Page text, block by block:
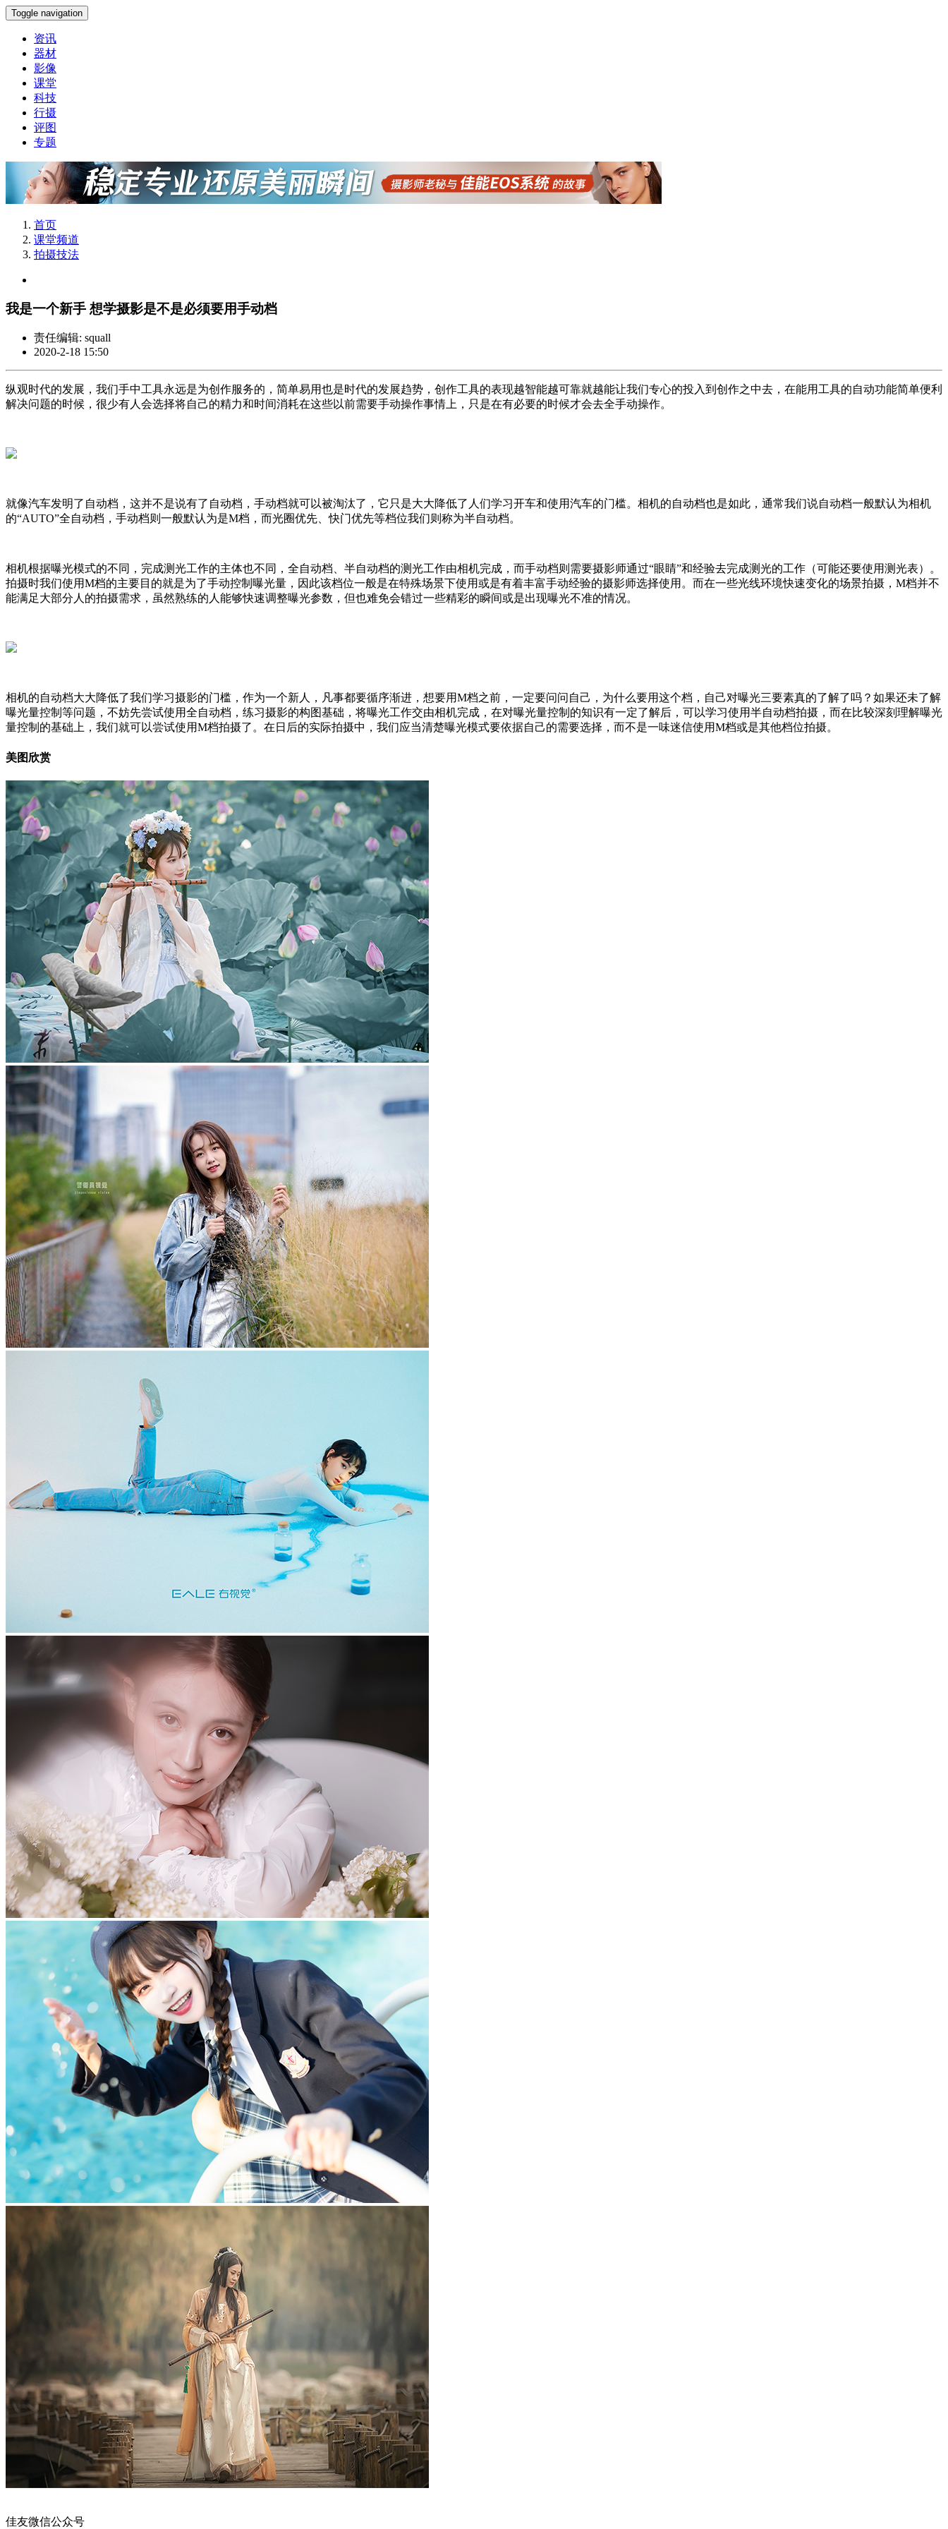
Toggle navigation
资讯
器材
影像
课堂
科技
行摄
评图
专题
首页
课堂频道
拍摄技法
我是一个新手 想学摄影是不是必须要用手动档
责任编辑: squall
2020-2-18 15:50
纵观时代的发展，我们手中工具永远是为创作服务的，简单易用也是时代的发展趋势，创作工具的表现越智能越可靠就越能让我们专心的投入到创作之中去，在能用工具的自动功能简单便利
解决问题的时候，很少有人会选择将自己的精力和时间消耗在这些以前需要手动操作事情上，只是在有必要的时候才会去全手动操作。
就像汽车发明了自动档，这并不是说有了自动档，手动档就可以被淘汰了，它只是大大降低了人们学习开车和使用汽车的门槛。相机的自动档也是如此，通常我们说自动档一般默认为相机
的“AUTO”全自动档，手动档则一般默认为是M档，而光圈优先、快门优先等档位我们则称为半自动档。
相机根据曝光模式的不同，完成测光工作的主体也不同，全自动档、半自动档的测光工作由相机完成，而手动档则需要摄影师通过“眼睛”和经验去完成测光的工作（可能还要使用测光表）。
拍摄时我们使用M档的主要目的就是为了手动控制曝光量，因此该档位一般是在特殊场景下使用或是有着丰富手动经验的摄影师选择使用。而在一些光线环境快速变化的场景拍摄，M档并不
能满足大部分人的拍摄需求，虽然熟练的人能够快速调整曝光参数，但也难免会错过一些精彩的瞬间或是出现曝光不准的情况。
相机的自动档大大降低了我们学习摄影的门槛，作为一个新人，凡事都要循序渐进，想要用M档之前，一定要问问自己，为什么要用这个档，自己对曝光三要素真的了解了吗？如果还未了解
曝光量控制等问题，不妨先尝试使用全自动档，练习摄影的构图基础，将曝光工作交由相机完成，在对曝光量控制的知识有一定了解后，可以学习使用半自动档拍摄，而在比较深刻理解曝光
量控制的基础上，我们就可以尝试使用M档拍摄了。在日后的实际拍摄中，我们应当清楚曝光模式要依据自己的需要选择，而不是一味迷信使用M档或是其他档位拍摄。
美图欣赏
佳友微信公众号